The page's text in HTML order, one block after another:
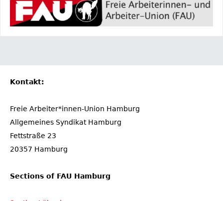
Kontakt:
Freie Arbeiter*innen-Union Hamburg
Allgemeines Syndikat Hamburg
Fettstraße 23
20357 Hamburg
Sections of FAU Hamburg